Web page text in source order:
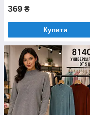
369 ₴
Купити